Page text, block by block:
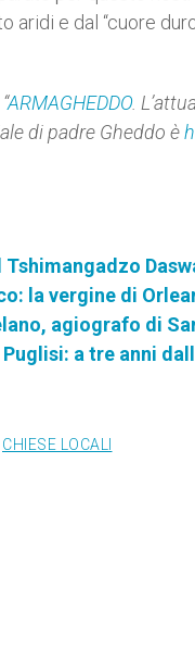
aridi e dal “cuore
ARMAGHEDDO.
di padre Gheddo è
la vergine di
agiografo di
a tre anni
CHIESE LOCALI